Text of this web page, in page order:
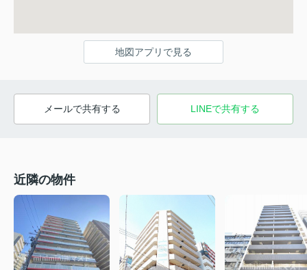
地図アプリで見る
メールで共有する LINEで共有する
近隣の物件